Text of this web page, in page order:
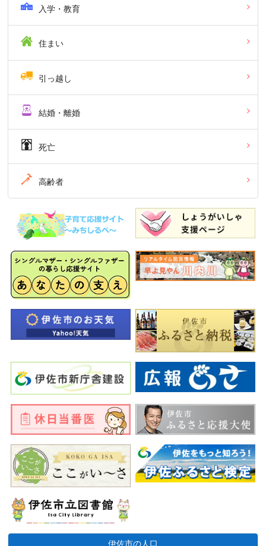
入学・教育
住まい
引っ越し
結婚・離婚
死亡
高齢者
伊佐市の人口